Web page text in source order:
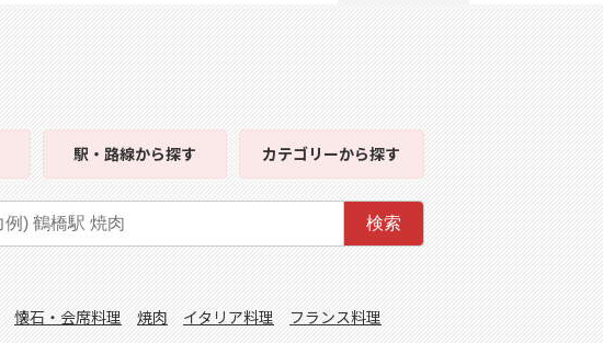
駅・路線から探す カテゴリーから探す
検索
懐石・会席料理 焼肉 イタリア料理
フランス料理